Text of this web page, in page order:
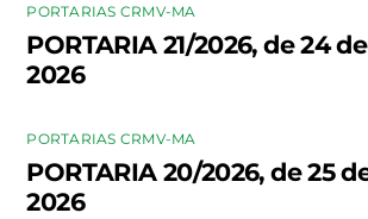
PORTARIAS CRMV-MA
PORTARIA 21/2026, de 24
2026
PORTARIAS CRMV-MA
PORTARIA 20/2026, de 25
2026